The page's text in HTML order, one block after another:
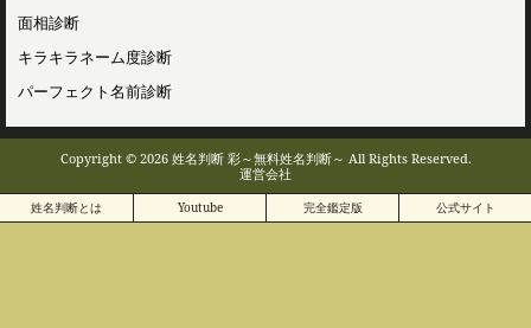
面相診断
キラキラネーム度診断
パーフェクト名前診断
Copyright © 2026 姓名判断 彩～無料姓名判断～ All Rights Reserved.
運営会社
姓名判断とは Youtube 完全鑑定版 公式サイト